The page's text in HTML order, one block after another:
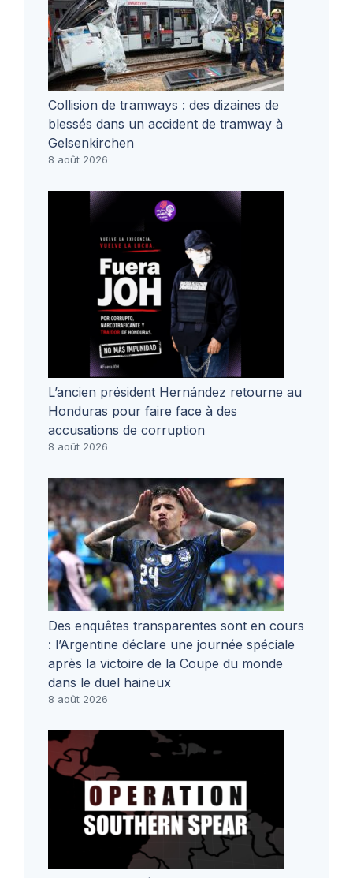
Collision de tramways : des dizaines de
blessés dans un accident de tramway à
Gelsenkirchen
8 août 2026
L’ancien président Hernández retourne au
Honduras pour faire face à des
accusations de corruption
8 août 2026
Des enquêtes transparentes sont en cours
: l’Argentine déclare une journée spéciale
après la victoire de la Coupe du monde
dans le duel haineux
8 août 2026